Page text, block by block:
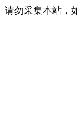
请勿采集本站，